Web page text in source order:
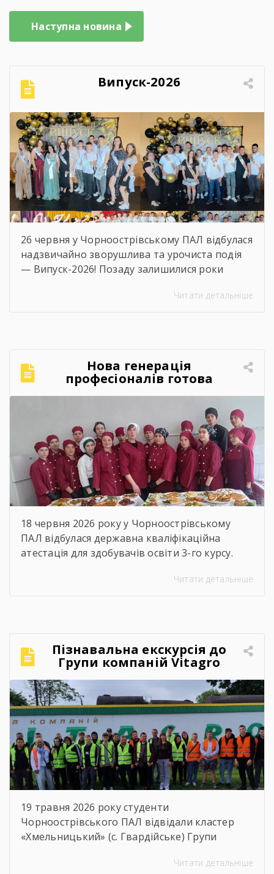
Навігація
записів
Наступна новина
Випуск-2026
26 червня у Чорноострівському ПАЛ відбулася
надзвичайно зворушлива та урочиста подія
— Випуск-2026! Позаду залишилися роки
професійних перемог та яскравого
міцним фундаментом для вашого успіху! За
традицією, […]
Читати детальніше
Нова генерація
професіоналів готова
підкорювати кулінарний
18 червня 2026 року у Чорноострівському
ПАЛ відбулася державна кваліфікаційна
атестація для здобувачів освіти 3-го курсу.
«Кухар; кулінар борошняних виробів;
шлях навчання, але сьогодні довели, що
праця, наполегливість та любов […]
Читати детальніше
Пізнавальна екскурсія до
Групи компаній Vitagro
19 травня 2026 року студенти
Чорноострівського ПАЛ відвідали кластер
«Хмельницький» (с. Гвардійське) Групи
навчаються за спеціальностями слюсар з
Читати детальніше